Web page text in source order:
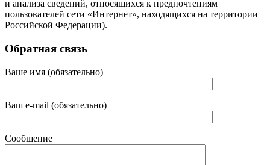
и анализа сведений, относящихся к предпочтениям
пользователей сети «Интернет», находящихся на территории
Российской Федерации).
Обратная связь
Ваше имя (обязательно)
Ваш e-mail (обязательно)
Сообщение